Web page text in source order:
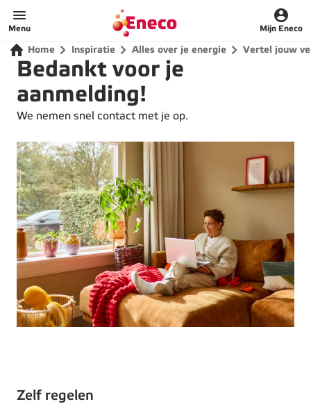
Menu
Home
Mijn Eneco
Home Inspiratie Alles over je energie Vertel jouw
Bedankt voor je
aanmelding!
We nemen snel contact met je op.
Zelf regelen